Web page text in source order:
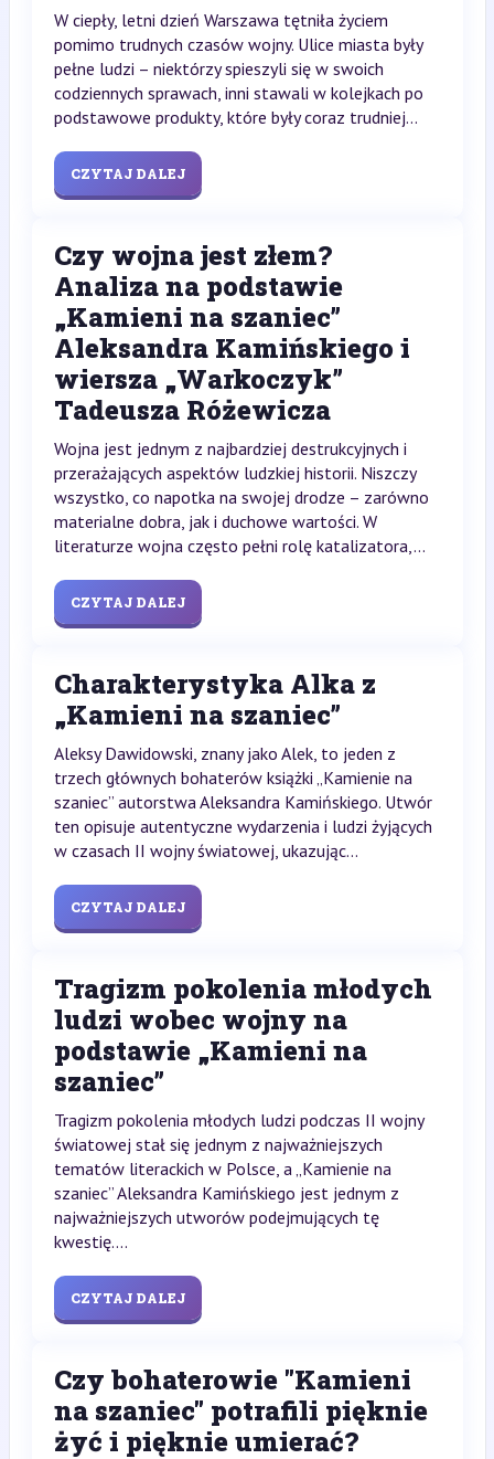
W ciepły, letni dzień Warszawa tętniła życiem
pomimo trudnych czasów wojny. Ulice miasta były
pełne ludzi – niektórzy spieszyli się w swoich
codziennych sprawach, inni stawali w kolejkach po
podstawowe produkty, które były coraz trudniej...
CZYTAJ DALEJ
Czy wojna jest złem?
Analiza na podstawie
„Kamieni na szaniec”
Aleksandra Kamińskiego i
wiersza „Warkoczyk”
Tadeusza Różewicza
Wojna jest jednym z najbardziej destrukcyjnych i
przerażających aspektów ludzkiej historii. Niszczy
wszystko, co napotka na swojej drodze – zarówno
materialne dobra, jak i duchowe wartości. W
literaturze wojna często pełni rolę katalizatora,...
CZYTAJ DALEJ
Charakterystyka Alka z
„Kamieni na szaniec”
Aleksy Dawidowski, znany jako Alek, to jeden z
trzech głównych bohaterów książki „Kamienie na
szaniec” autorstwa Aleksandra Kamińskiego. Utwór
ten opisuje autentyczne wydarzenia i ludzi żyjących
w czasach II wojny światowej, ukazując...
CZYTAJ DALEJ
Tragizm pokolenia młodych
ludzi wobec wojny na
podstawie „Kamieni na
szaniec”
Tragizm pokolenia młodych ludzi podczas II wojny
światowej stał się jednym z najważniejszych
tematów literackich w Polsce, a „Kamienie na
szaniec” Aleksandra Kamińskiego jest jednym z
najważniejszych utworów podejmujących tę
kwestię....
CZYTAJ DALEJ
Czy bohaterowie "Kamieni
na szaniec" potrafili pięknie
żyć i pięknie umierać?